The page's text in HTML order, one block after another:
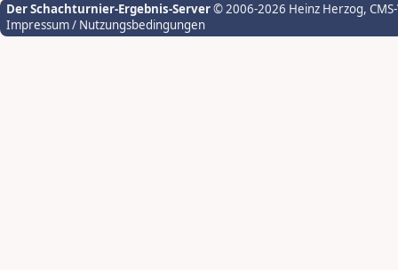
Der Schachturnier-Ergebnis-Server© 2006-2026 Heinz Herzog,
Impressum / Nutzungsbedingungen